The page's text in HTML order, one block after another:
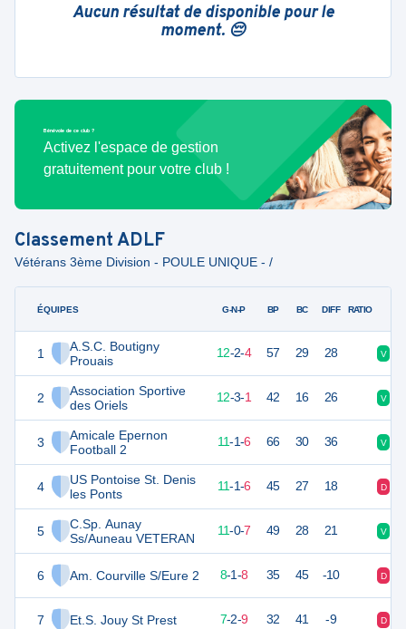
Aucun résultat de disponible pour le
moment. 😔
Bénévole de ce club ?
Activez l'espace de gestion
gratuitement pour votre club !
ClassementADLF
Vétérans 3ème Division - POULE UNIQUE - /
ÉQUIPES
1
A.S.C. Boutigny
Prouais
2
Association Sportive
des Oriels
3
Amicale Epernon
Football 2
4
US Pontoise St. Denis
les Ponts
5
C.Sp. Aunay
Ss/Auneau VETERAN
6 Am. Courville S/Eure 2
7 Et.S. Jouy St Prest
G-N-P BP BC DIFF RATIO
12-2-4 57 29 28 V
37 12-3-1 42 16 26 V
34 11-1-6 66 30 36 V
34 18 11-1-6 45 27 18 D
33 18 11-0-7 49 28 21 V
24 18 8-1-8 35 45 -10 D
23 7-2-9 32 41 -9 D